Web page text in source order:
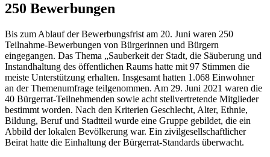
250 Bewerbungen
Bis zum Ablauf der Bewerbungsfrist am 20. Juni waren 250
Teilnahme-Bewerbungen von Bürgerinnen und Bürgern
eingegangen. Das Thema „Sauberkeit der Stadt, die Säuberung und
Instandhaltung des öffentlichen Raums hatte mit 97 Stimmen die
meiste Unterstützung erhalten. Insgesamt hatten 1.068 Einwohner
an der Themenumfrage teilgenommen. Am 29. Juni 2021 waren die
40 Bürgerrat-Teilnehmenden sowie acht stellvertretende Mitglieder
bestimmt worden. Nach den Kriterien Geschlecht, Alter, Ethnie,
Bildung, Beruf und Stadtteil wurde eine Gruppe gebildet, die ein
Abbild der lokalen Bevölkerung war. Ein zivilgesellschaftlicher
Beirat hatte die Einhaltung der Bürgerrat-Standards überwacht.